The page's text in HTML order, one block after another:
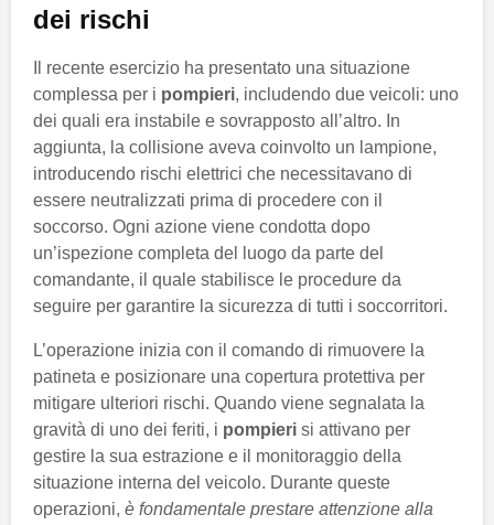
dei rischi
Il recente esercizio ha presentato una situazione
complessa per i pompieri, includendo due veicoli: uno
dei quali era instabile e sovrapposto all’altro. In
aggiunta, la collisione aveva coinvolto un lampione,
introducendo rischi elettrici che necessitavano di
essere neutralizzati prima di procedere con il
soccorso. Ogni azione viene condotta dopo
un’ispezione completa del luogo da parte del
comandante, il quale stabilisce le procedure da
seguire per garantire la sicurezza di tutti i soccorritori.
L’operazione inizia con il comando di rimuovere la
patineta e posizionare una copertura protettiva per
mitigare ulteriori rischi. Quando viene segnalata la
gravità di uno dei feriti, i pompieri si attivano per
gestire la sua estrazione e il monitoraggio della
situazione interna del veicolo. Durante queste
operazioni, è fondamentale prestare attenzione alla